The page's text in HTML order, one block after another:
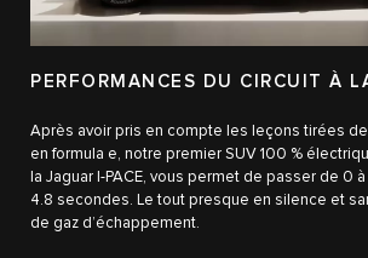
PERFORMANCES DU CIRCUIT À
Après avoir pris en compte les leçons tirées
en formula e, notre premier SUV 100 %
la Jaguar I-PACE, vous permet de passer de 0
4.8 secondes. Le tout presque en silence et
de gaz d’échappement.